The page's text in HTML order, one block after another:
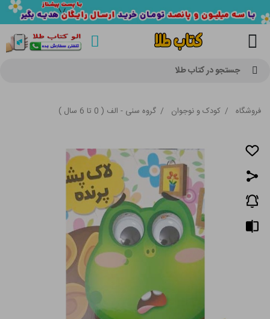
جستجو در کتاب طلا
فروشگاه / کودک و نوجوان / گروه سنی - الف ( 0 تا 6 سال )